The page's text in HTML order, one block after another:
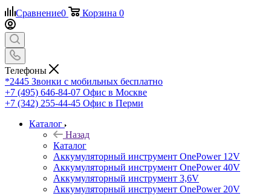
Сравнение0 Корзина 0
Телефоны
*2445 Звонки с мобильных бесплатно
+7 (495) 646-84-07 Офис в Москве
+7 (342) 255-44-45 Офис в Перми
Каталог
Назад
Каталог
Аккумуляторный инструмент OnePower 12V
Аккумуляторный инструмент OnePower 40V
Аккумуляторный инструмент 3,6V
Аккумуляторный инструмент OnePower 20V